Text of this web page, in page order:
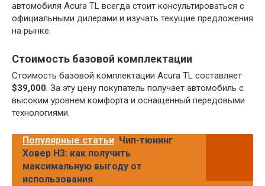
автомобиля Acura TL всегда стоит консультироваться с
официальными дилерами и изучать текущие предложения
на рынке.
Стоимость базовой комплектации
Стоимость базовой комплектации Acura TL составляет
$39,000. За эту цену покупатель получает автомобиль с
высоким уровнем комфорта и оснащенный передовыми
технологиями.
Популярные статьи Чип-тюнинг
Ховер H3: как получить
максимальную выгоду от
использования